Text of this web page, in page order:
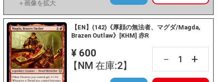
【EN】(142)《厚顔の無法者、マグダ/Magda,
Brazen Outlaw》[KHM] 赤R
¥ 600
【NM 在庫:2】
－ +